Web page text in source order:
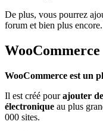
De plus, vous pourrez
forum et bien plus encore.
WooCommerce est un
Il est créé pourajouter
électronique au plus
000 sites.